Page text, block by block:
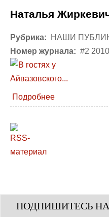
Наталья
Рубрика:
НАШИ
Номер журнала: #2
Подробнее
ПОДПИШИТЕСЬ